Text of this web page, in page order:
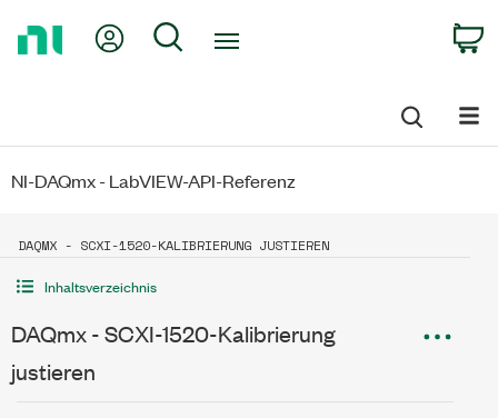
My Account
Search
NI-DAQmx - LabVIEW-API-Referenz
DAQMX - SCXI-1520-KALIBRIERUNG JUSTIEREN
Inhaltsverzeichnis
DAQmx - SCXI-1520-Kalibrierung
justieren